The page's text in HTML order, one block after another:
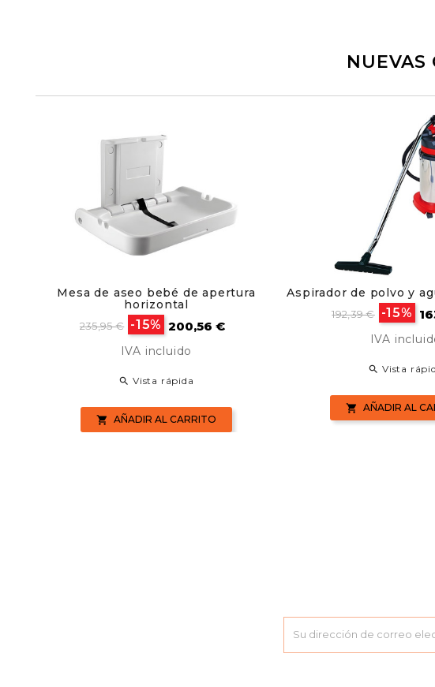
NUEVAS
Mesa de aseo bebé de apertura
horizontal
Precio
235,95 € -15% Precio
200,56 €
IVA incluido
 Vista rápida
 AÑADIR AL CARRITO
Aspirador de polvo y
Precio
192,39 € -15%
IVA
 Vista
 AÑADIR AL